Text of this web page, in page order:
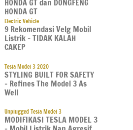
HONDA GT dan DONGFENG
HONDA GT
Electric Vehicle
9 Rekomendasi Velg Mobil
Listrik – TIDAK KALAH
CAKEP
Tesla Model 3 2020
STYLING BUILT FOR SAFETY
– Refines The Model 3 As
Well
Unplugged Tesla Model 3
MODIFIKASI TESLA MODEL 3